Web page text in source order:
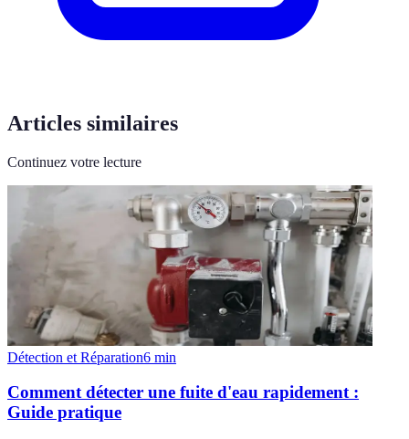
Articles similaires
Continuez votre lecture
Détection et Réparation6 min
Comment détecter une fuite d'eau rapidement :
Guide pratique